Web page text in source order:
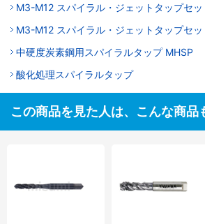
M3-M12 スパイラル・ジェットタップセ
M3-M12 スパイラル・ジェットタップセッ
中硬度炭素鋼用スパイラルタップ MHSP
酸化処理スパイラルタップ
この商品を見た人は、こんな商品